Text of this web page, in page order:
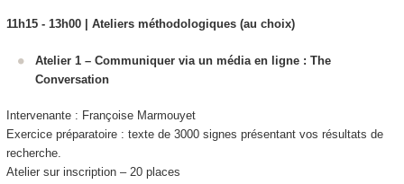
11h15 - 13h00 | Ateliers méthodologiques (au choix)
Atelier 1 – Communiquer via un média en ligne : The
Conversation
Intervenante : Françoise Marmouyet
Exercice préparatoire : texte de 3000 signes présentant vos résultats de
recherche.
Atelier sur inscription – 20 places